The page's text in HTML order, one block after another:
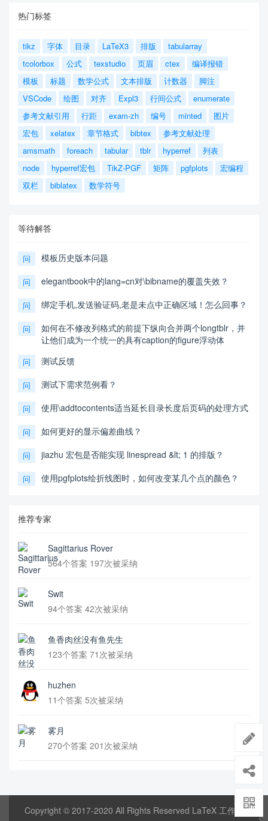
热门标签
tikz 字体 目录 LaTeX3 排版
tabularray
tcolorbox
公式 texstudio 页眉 ctex
编译报错
模板
标题 数学公式 文本排版 计数器
脚注
VSCode
绘图 对齐 Expl3 行间公式
enumerate
参考文献引用
行距 exam-zh 编号 minted
图片
宏包
xelatex 章节格式 bibtex
参考文献处理
amsmath
foreach tabular tblr hyperref
列表
node
hyperref宏包 TikZ-PGF 矩阵 pgfplots
宏编程
双栏
biblatex 数学符号
等待解答
问 模板历史版本问题
问 elegantbook中的lang=cn对\bibname的覆盖失效？
问 绑定手机,发送验证码,老是未点中正确区域！怎么回事？
问
如何在不修改列格式的前提下纵向合并两个longtblr，并
让他们成为一个统一的具有caption的figure浮动体
问 测试反馈
问 测试下需求范例看？
问 使用\addtocontents适当延长目录长度后页码的处理方式
问 如何更好的显示偏差曲线？
问 jiazhu 宏包是否能实现 linespread &lt; 1 的排版？
问 使用pgfplots绘折线图时，如何改变某几个点的颜色？
推荐专家
Sagittarius Rover
564个答案 197次被采纳
Swit
94个答案 42次被采纳
鱼香肉丝没有鱼先生
123个答案 71次被采纳
huzhen
11个答案 5次被采纳
雾月
270个答案 201次被采纳
Copyright © 2017-2020 All Rights Reserved LaTeX 工作室